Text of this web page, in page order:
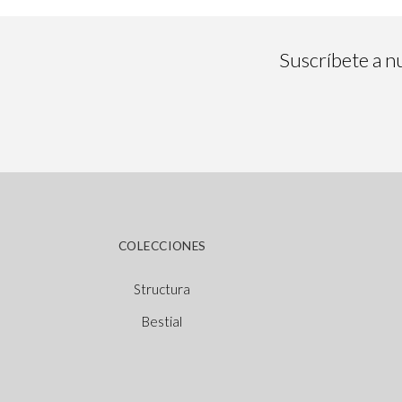
Suscríbete a
COLECCIONES
Structura
Bestial